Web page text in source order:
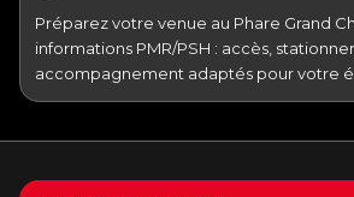
Préparez votre venue au Phare Grand
informations PMR/PSH : accès,
accompagnement adaptés pour votre